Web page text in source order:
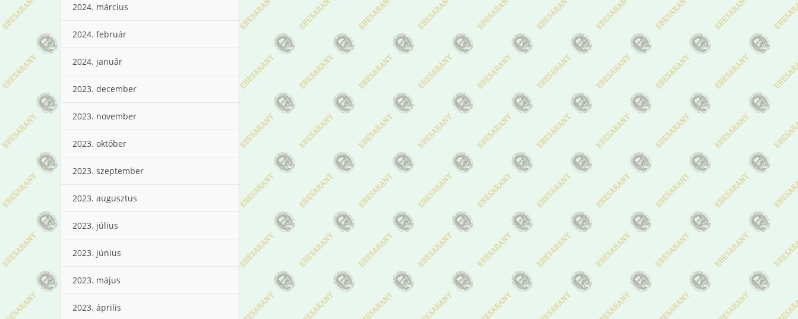
2024. március
2024. február
2024. január
2023. december
2023. november
2023. október
2023. szeptember
2023. augusztus
2023. július
2023. június
2023. május
2023. április